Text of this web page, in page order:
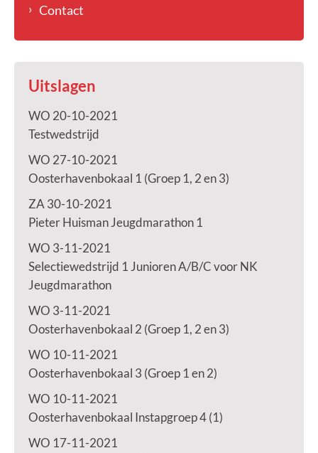
Contact
Uitslagen
WO 20-10-2021
Testwedstrijd
WO 27-10-2021
Oosterhavenbokaal 1 (Groep 1, 2 en 3)
ZA 30-10-2021
Pieter Huisman Jeugdmarathon 1
WO 3-11-2021
Selectiewedstrijd 1 Junioren A/B/C voor NK
Jeugdmarathon
WO 3-11-2021
Oosterhavenbokaal 2 (Groep 1, 2 en 3)
WO 10-11-2021
Oosterhavenbokaal 3 (Groep 1 en 2)
WO 10-11-2021
Oosterhavenbokaal Instapgroep 4 (1)
WO 17-11-2021